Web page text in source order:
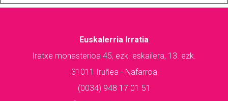
Euskalerria Irratia
Iratxe monasterioa 45, ezk. eskailera, 13. ezk.
31011 Iruñea - Nafarroa
(0034) 948 17 01 51